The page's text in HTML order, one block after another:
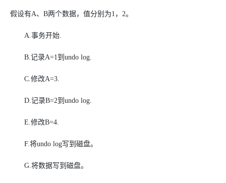
假设有A、B两个数据，值分别为1，2。
A.事务开始.
B.记录A=1到undo log.
C.修改A=3.
D.记录B=2到undo log.
E.修改B=4.
F.将undo log写到磁盘。
G.将数据写到磁盘。